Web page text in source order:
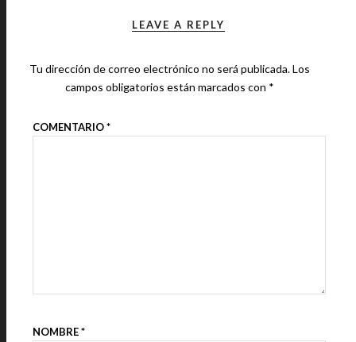
LEAVE A REPLY
Tu dirección de correo electrónico no será publicada.Los
campos obligatorios están marcados con *
COMENTARIO*
NOMBRE*